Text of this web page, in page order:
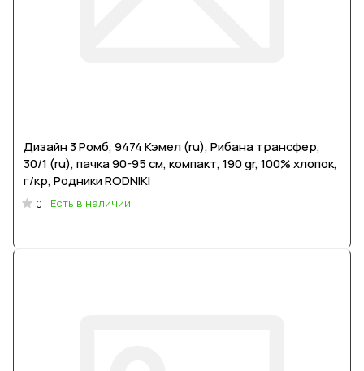
Дизайн 3 Ромб, 9474 Кэмел (ru), Рибана трансфер,
30/1 (ru), пачка 90-95 см, компакт, 190 gr, 100% хлопок,
г/кр, Родники RODNIKI
0 Есть в наличии